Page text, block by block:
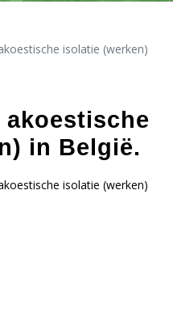
isolatie (werken)
in België.
isolatie (werken)